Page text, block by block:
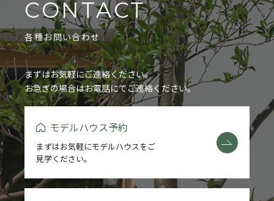
CONTACT
各種お問い合わせ
まずはお気軽にご連絡ください。
お急ぎの場合はお電話にてご連絡ください。
モデルハウス予約
まずはお気軽にモデルハウスをご
見学ください。